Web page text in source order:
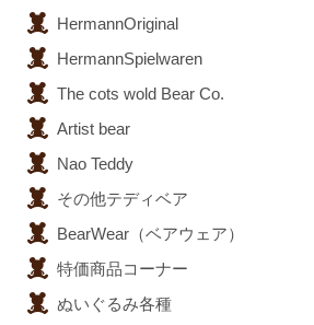
HermannOriginal
HermannSpielwaren
The cots wold Bear Co.
Artist bear
Nao Teddy
その他テディベア
BearWear（ベアウェア）
特価商品コーナー
ぬいぐるみ各種